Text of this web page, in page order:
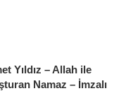
Yıldız – Allah ile
Namaz – İmzalı